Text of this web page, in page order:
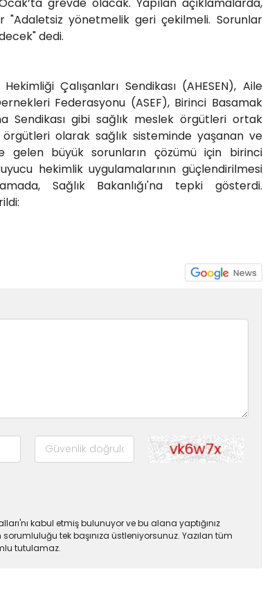
"Adaletsiz yönetmelik geri çekilmeli. Sorunlar
dedi.
Çalışanları Sendikası (AHESEN), Aile
Federasyonu (ASEF), Birinci Basamak
Sendikası gibi sağlık meslek örgütleri ortak
örgütleri olarak sağlık sisteminde yaşanan ve
gelen büyük sorunların çözümü için birinci
hekimlik uygulamalarının güçlendirilmesi
Sağlık Bakanlığı'na tepki gösterdi.
kabul etmiş bulunuyor ve bu alana yaptığınız
tek başınıza üstleniyorsunuz. Yazılan tüm
tutulamaz.